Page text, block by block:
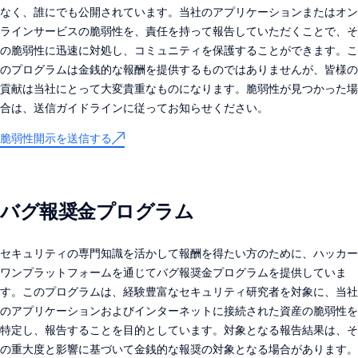
なく、誰にでも公開されています。当社のアプリケーションまたはオン
ラインサービスの脆弱性を、責任を持って報告していただくことで、そ
の脆弱性に迅速に対処し、コミュニティを保護することができます。こ
のプログラムは金銭的な報酬を提供するものではありませんが、皆様の
貢献は当社にとって大変貴重なものになります。脆弱性が見つかった場
合は、送信ガイドラインに従ってお知らせください。
脆弱性開示を送信する
バグ報奨金プログラム
セキュリティの専門知識を活かして報酬を得たい方のために、ハッカー
ワンプラットフォームを通じてバグ報奨金プログラムを提供していま
す。このプログラムは、経験豊富なセキュリティ研究者を対象に、当社
のアプリケーションおよびインターネットに接続された資産の脆弱性を
特定し、報告することを目的としています。対象となる報告結果は、そ
の重大度と影響に基づいて金銭的な報奨の対象となる場合があります。